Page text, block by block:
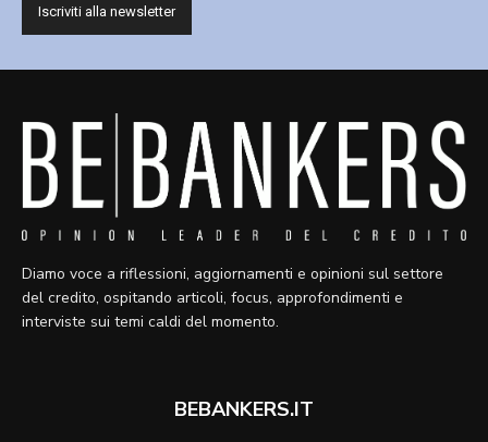
Diamo voce a riflessioni, aggiornamenti e opinioni sul settore
del credito, ospitando articoli, focus, approfondimenti e
interviste sui temi caldi del momento.
BEBANKERS.IT